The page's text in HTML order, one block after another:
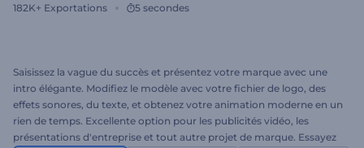
182K+ Exportations 5 secondes
Saisissez la vague du succès et présentez votre marque avec une
intro élégante. Modifiez le modèle avec votre fichier de logo, des
effets sonores, du texte, et obtenez votre animation moderne en un
rien de temps. Excellente option pour les publicités vidéo, les
présentations d'entreprise et tout autre projet de marque. Essayez